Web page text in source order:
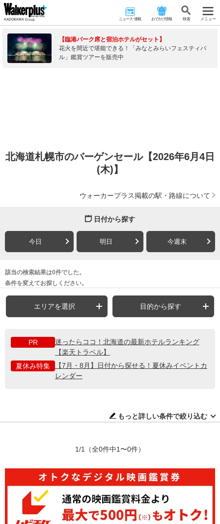
ニュース･連載 おでかけ情報 検 索 メニュー
【臨港パーク席と宿泊ホテルがセット】
花火を間近で堪能できる！「みなとみらいフェスティバ
ル」鑑賞ツアーを販売中
北海道札幌市のバーゲンセール【2026年6月4日
(木)】
ウォーカープラス掲載の駅・路線について
日付から探す
今日 明日 今週末
該当の検索結果は0件でした。
条件を変えてお探しください。
エリアを選択 目的から探す
PR
迷ったらココ！北海道の最新ホテルランキング
【楽天トラベル】
夏休み特集
【7月・8月】日付から探せる！夏休みイベントカ
レンダー
もっと詳しい条件で絞り込む
1/1 （全0件中1〜0件）